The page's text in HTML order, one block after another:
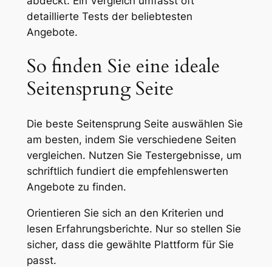
detaillierte Tests der beliebtesten
Angebote.
So finden Sie eine ideale
Seitensprung Seite
Die beste Seitensprung Seite auswählen Sie
am besten, indem Sie verschiedene Seiten
vergleichen. Nutzen Sie Testergebnisse, um
schriftlich fundiert die empfehlenswerten
Angebote zu finden.
Orientieren Sie sich an den Kriterien und
lesen Erfahrungsberichte. Nur so stellen Sie
sicher, dass die gewählte Plattform für Sie
passt.